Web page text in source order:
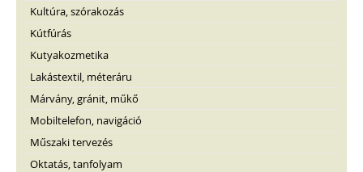
Kultúra, szórakozás
Kútfúrás
Kutyakozmetika
Lakástextil, méteráru
Márvány, gránit, műkő
Mobiltelefon, navigáció
Műszaki tervezés
Oktatás, tanfolyam